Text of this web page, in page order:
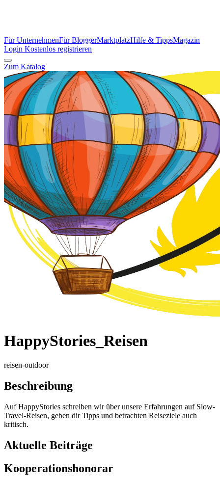
Für UnternehmenFür BloggerMarktplatzHilfe & TippsMagazin
Login Kostenlos registrieren
Zum Katalog
HappyStories_Reisen
reisen-outdoor
Beschreibung
Auf HappyStories schreiben wir über unsere Erfahrungen auf Slow-
Travel-Reisen, geben dir Tipps und betrachten Reiseziele auch
kritisch.
Aktuelle Beiträge
Kooperationshonorar